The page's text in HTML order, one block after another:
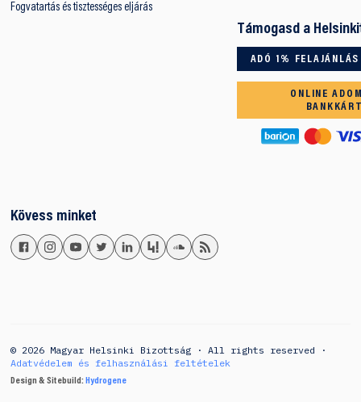
Fogvatartás és tisztességes eljárás
Támogasd a
ADÓ 1% FELAJÁNLÁS
ONLINE
Kövess minket
© 2026 Magyar Helsinki Bizottság · All rights reserved ·
Adatvédelem és felhasználási feltételek
Design & Sitebuild: Hydrogene